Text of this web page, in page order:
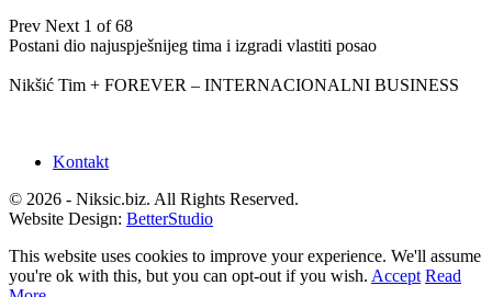
Prev Next 1 of 68
Postani dio najuspješnijeg tima i izgradi vlastiti posao
Nikšić Tim + FOREVER – INTERNACIONALNI BUSINESS
Kontakt
© 2026 - Niksic.biz. All Rights Reserved.
Website Design: BetterStudio
This website uses cookies to improve your experience. We'll assume
you're ok with this, but you can opt-out if you wish. Accept Read